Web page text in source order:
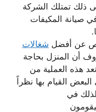
ذلك تمتلك الشركة
صيانة المكيفات
عن أفضل شغالات
أن المنزل بحاجة
هذه العملية من
القيام بها نظراً
لذلك في